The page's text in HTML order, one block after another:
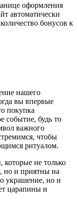
оформления
автоматически
бонусов к
нашего
вы впервые
покупка
событие, будь то
важного
чтобы
ритуалом.
не только
но и приятны на
украшение, но и
царапины и